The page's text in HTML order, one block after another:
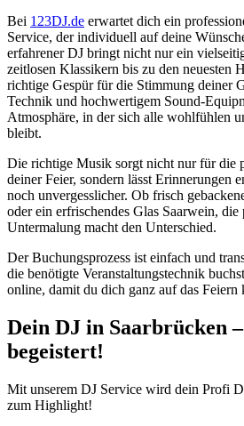
Bei 123DJ.de erwartet dich ein
Service, der individuell auf deine
erfahrener DJ bringt nicht nur ein
zeitlosen Klassikern bis zu den neuesten
richtige Gespür für die Stimmung deiner
Technik und hochwertigem Sound-
Atmosphäre, in der sich alle wohlfühlen
bleibt.
Die richtige Musik sorgt nicht nur für die
deiner Feier, sondern lässt Erinnerungen
noch unvergesslicher. Ob frisch
oder ein erfrischendes Glas Saarwein, die
Untermalung macht den Unterschied.
Der Buchungsprozess ist einfach und
die benötigte Veranstaltungstechnik
online, damit du dich ganz auf das Feiern
Dein DJ in Saarbrücken
begeistert!
Mit unserem DJ Service wird dein Profi
zum Highlight!